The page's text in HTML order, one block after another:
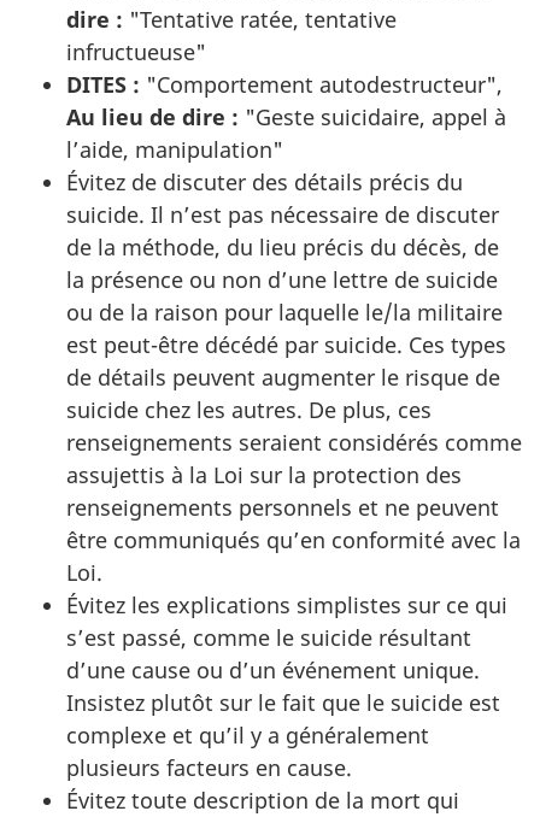
dire : "Tentative ratée, tentative
infructueuse"
DITES : "Comportement autodestructeur",
Au lieu de dire : "Geste suicidaire, appel à
l’aide, manipulation"
Évitez de discuter des détails précis du
suicide. Il n’est pas nécessaire de discuter
de la méthode, du lieu précis du décès, de
la présence ou non d’une lettre de suicide
ou de la raison pour laquelle le/la militaire
est peut-être décédé par suicide. Ces types
de détails peuvent augmenter le risque de
suicide chez les autres. De plus, ces
renseignements seraient considérés comme
assujettis à la Loi sur la protection des
renseignements personnels et ne peuvent
être communiqués qu’en conformité avec la
Loi.
Évitez les explications simplistes sur ce qui
s’est passé, comme le suicide résultant
d’une cause ou d’un événement unique.
Insistez plutôt sur le fait que le suicide est
complexe et qu’il y a généralement
plusieurs facteurs en cause.
Évitez toute description de la mort qui